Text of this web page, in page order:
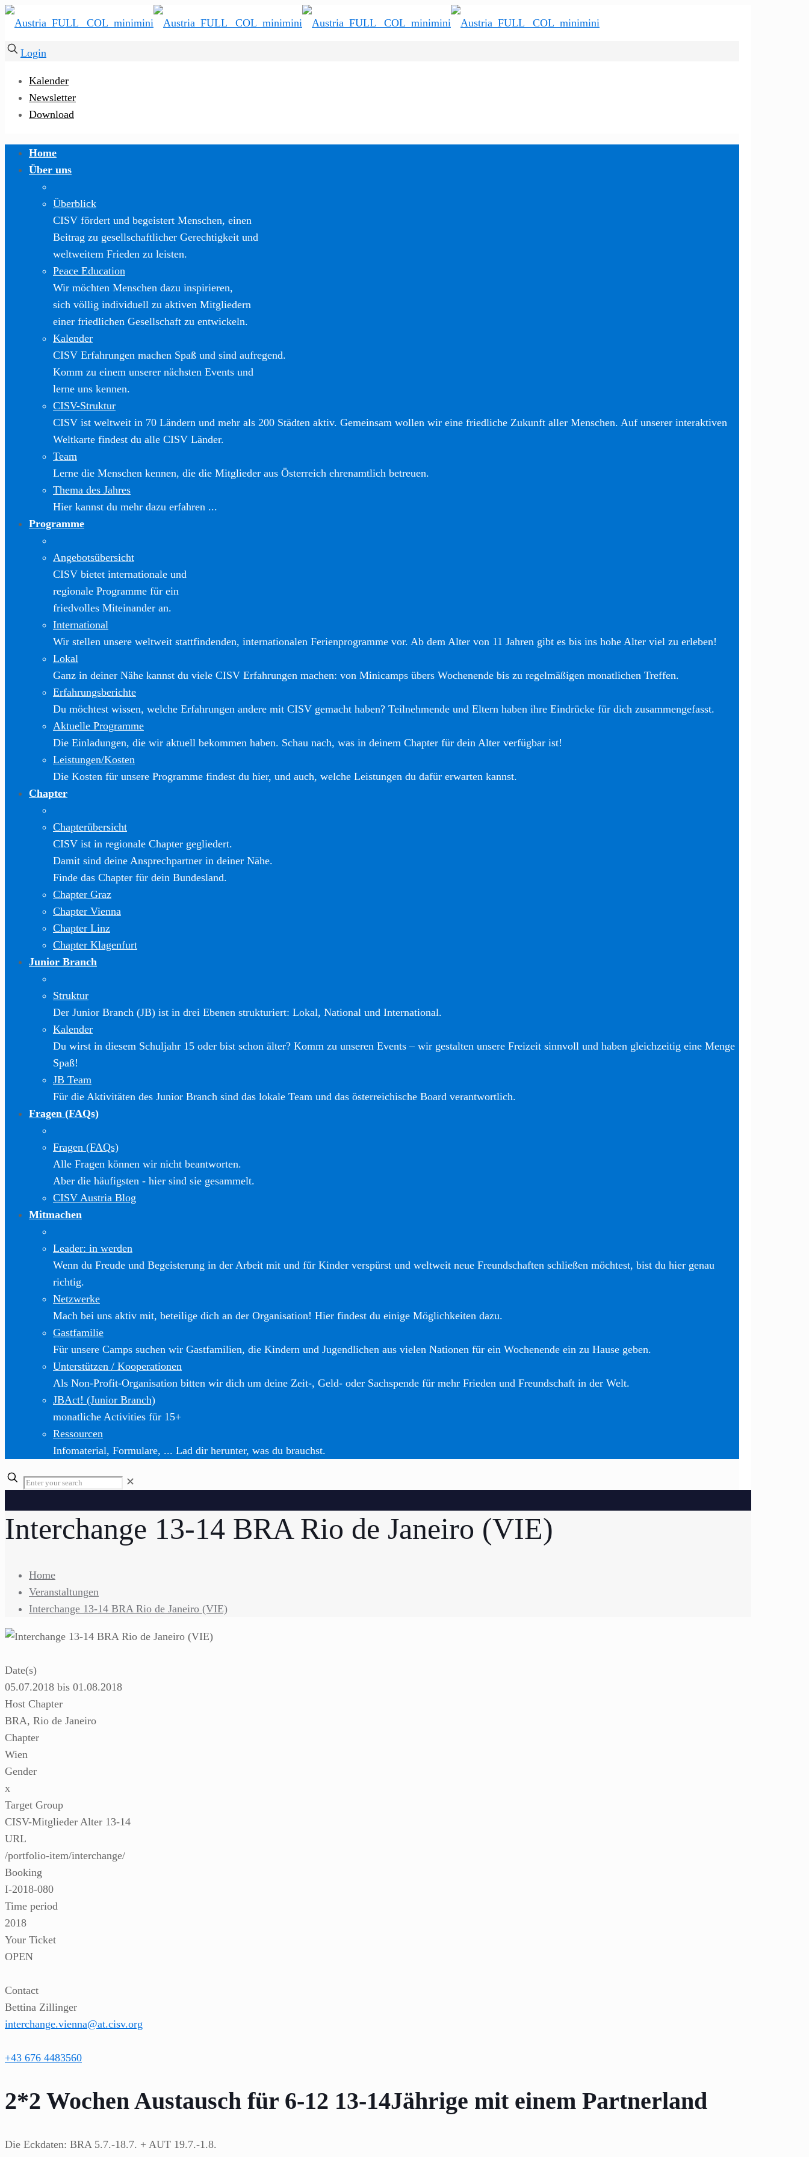
Login
Kalender
Newsletter
Download
Home
Über uns
Überblick
CISV fördert und begeistert Menschen, einen
Beitrag zu gesellschaftlicher Gerechtigkeit und
weltweitem Frieden zu leisten.
Peace Education
Wir möchten Menschen dazu inspirieren,
sich völlig individuell zu aktiven Mitgliedern
einer friedlichen Gesellschaft zu entwickeln.
Kalender
CISV Erfahrungen machen Spaß und sind aufregend.
Komm zu einem unserer nächsten Events und
lerne uns kennen.
CISV-Struktur
CISV ist weltweit in 70 Ländern und mehr als 200 Städten aktiv. Gemeinsam wollen wir eine friedliche Zukunft aller Menschen. Auf unserer interaktiven
Weltkarte findest du alle CISV Länder.
Team
Lerne die Menschen kennen, die die Mitglieder aus Österreich ehrenamtlich betreuen.
Thema des Jahres
Hier kannst du mehr dazu erfahren ...
Programme
Angebotsübersicht
CISV bietet internationale und
regionale Programme für ein
friedvolles Miteinander an.
International
Wir stellen unsere weltweit stattfindenden, internationalen Ferienprogramme vor. Ab dem Alter von 11 Jahren gibt es bis ins hohe Alter viel zu erleben!
Lokal
Ganz in deiner Nähe kannst du viele CISV Erfahrungen machen: von Minicamps übers Wochenende bis zu regelmäßigen monatlichen Treffen.
Erfahrungsberichte
Du möchtest wissen, welche Erfahrungen andere mit CISV gemacht haben? Teilnehmende und Eltern haben ihre Eindrücke für dich zusammengefasst.
Aktuelle Programme
Die Einladungen, die wir aktuell bekommen haben. Schau nach, was in deinem Chapter für dein Alter verfügbar ist!
Leistungen/Kosten
Die Kosten für unsere Programme findest du hier, und auch, welche Leistungen du dafür erwarten kannst.
Chapter
Chapterübersicht
CISV ist in regionale Chapter gegliedert.
Damit sind deine Ansprechpartner in deiner Nähe.
Finde das Chapter für dein Bundesland.
Chapter Graz
Chapter Vienna
Chapter Linz
Chapter Klagenfurt
Junior Branch
Struktur
Der Junior Branch (JB) ist in drei Ebenen strukturiert: Lokal, National und International.
Kalender
Du wirst in diesem Schuljahr 15 oder bist schon älter? Komm zu unseren Events – wir gestalten unsere Freizeit sinnvoll und haben gleichzeitig eine Menge
Spaß!
JB Team
Für die Aktivitäten des Junior Branch sind das lokale Team und das österreichische Board verantwortlich.
Fragen (FAQs)
Fragen (FAQs)
Alle Fragen können wir nicht beantworten.
Aber die häufigsten - hier sind sie gesammelt.
CISV Austria Blog
Mitmachen
Leader: in werden
Wenn du Freude und Begeisterung in der Arbeit mit und für Kinder verspürst und weltweit neue Freundschaften schließen möchtest, bist du hier genau
richtig.
Netzwerke
Mach bei uns aktiv mit, beteilige dich an der Organisation! Hier findest du einige Möglichkeiten dazu.
Gastfamilie
Für unsere Camps suchen wir Gastfamilien, die Kindern und Jugendlichen aus vielen Nationen für ein Wochenende ein zu Hause geben.
Unterstützen / Kooperationen
Als Non-Profit-Organisation bitten wir dich um deine Zeit-, Geld- oder Sachspende für mehr Frieden und Freundschaft in der Welt.
JBAct! (Junior Branch)
monatliche Activities für 15+
Ressourcen
Infomaterial, Formulare, ... Lad dir herunter, was du brauchst.
✕
Interchange 13-14 BRA Rio de Janeiro (VIE)
Home
Veranstaltungen
Interchange 13-14 BRA Rio de Janeiro (VIE)
Date(s)
05.07.2018 bis 01.08.2018
Host Chapter
BRA, Rio de Janeiro
Chapter
Wien
Gender
x
Target Group
CISV-Mitglieder Alter 13-14
URL
/portfolio-item/interchange/
Booking
I-2018-080
Time period
2018
Your Ticket
OPEN
Contact
Bettina Zillinger
interchange.vienna@at.cisv.org
+43 676 4483560
2*2 Wochen Austausch für 6-12 13-14Jährige mit einem Partnerland
Die Eckdaten: BRA 5.7.-18.7. + AUT 19.7.-1.8.